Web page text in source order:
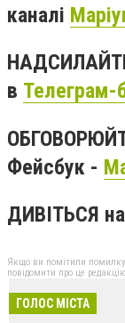
каналі
в Телеграм-
Фейсбук -
ДИВІТЬСЯ
Якщо ви помітили помилку,
повідомити про це
ГОЛОС МІСТА